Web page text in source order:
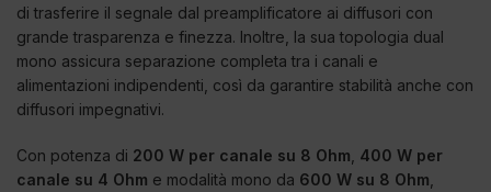
di trasferire il segnale dal preamplificatore ai diffusori con
grande trasparenza e finezza. Inoltre, la sua topologia dual
mono assicura separazione completa tra i canali e
alimentazioni indipendenti, così da garantire stabilità anche con
diffusori impegnativi.
Con potenza di 200 W per canale su 8 Ohm 400 W per
canale su 4 Ohm e modalità mono da 600 W su 8 Ohm